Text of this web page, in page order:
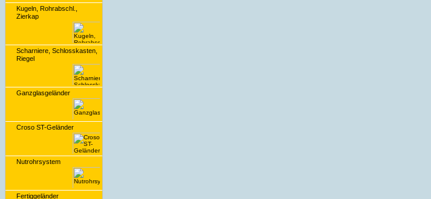
Kugeln, Rohrabschl.,
Zierkap
Scharniere, Schlosskasten,
Riegel
Ganzglasgeländer
Croso ST-Geländer
Nutrohrsystem
Fertiggeländer